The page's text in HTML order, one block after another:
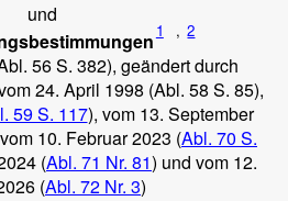
und
1 , 2
56 S. 382), geändert durch
24. April 1998 (Abl. 58 S. 85),
59 S. 117), vom 13. September
10. Februar 2023 (Abl. 70 S.
(Abl. 71 Nr. 81) und vom 12.
(Abl. 72 Nr. 3)